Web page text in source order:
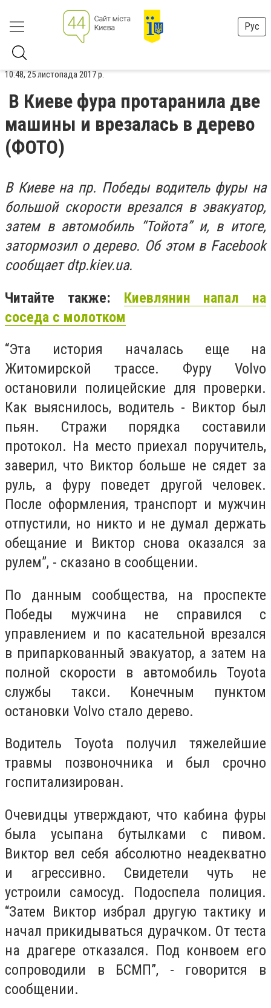
Рус
10:48, 25 листопада 2017 р.
В Киеве фура протаранила две
машины и врезалась в дерево
(ФОТО)
В Киеве на пр. Победы водитель фуры на
большой скорости врезался в эвакуатор,
затем в автомобиль “Тойота” и, в итоге,
затормозил о дерево. Об этом в Facebook
сообщает dtp.kiev.ua.
Читайте также: Киевлянин напал на
соседа с молотком
“Эта история началась еще на
Житомирской трассе. Фуру Volvo
остановили полицейские для проверки.
Как выяснилось, водитель - Виктор был
пьян. Стражи порядка составили
протокол. На место приехал поручитель,
заверил, что Виктор больше не сядет за
руль, а фуру поведет другой человек.
После оформления, транспорт и мужчин
отпустили, но никто и не думал держать
обещание и Виктор снова оказался за
рулем”, - сказано в сообщении.
По данным сообщества, на проспекте
Победы мужчина не справился с
управлением и по касательной врезался
в припаркованный эвакуатор, а затем на
полной скорости в автомобиль Toyota
службы такси. Конечным пунктом
остановки Volvo стало дерево.
Водитель Toyota получил тяжелейшие
травмы позвоночника и был срочно
госпитализирован.
Очевидцы утверждают, что кабина фуры
была усыпана бутылками с пивом.
Виктор вел себя абсолютно неадекватно
и агрессивно. Свидетели чуть не
устроили самосуд. Подоспела полиция.
“Затем Виктор избрал другую тактику и
начал прикидываться дурачком. От теста
на драгере отказался. Под конвоем его
сопроводили в БСМП”, - говорится в
сообщении.